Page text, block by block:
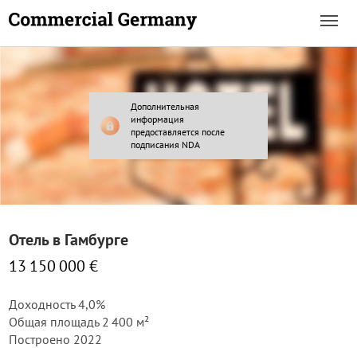
Дополнительная
информация
предоставляется после
подписания NDA
Отель в Гамбурге
13 150 000 €
Доходность 4,0%
Общая площадь 2 400 м²
Построено 2022